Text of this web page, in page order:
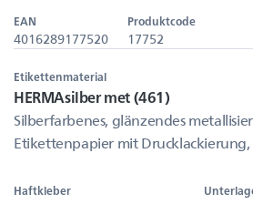
EAN
4016289177520
Produktcode
17752
Etikettenmaterial
HERMAsilber met (461)
Silberfarbenes, glänzendes
Etikettenpapier mit Drucklackierung,
Haftkleber